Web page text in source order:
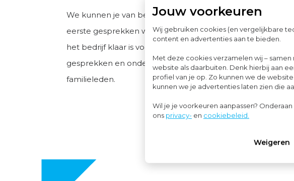
Jouw voorkeuren
Wij gebruiken cookies (en vergelijkbare
content en advertenties aan te bieden.
Met deze cookies verzamelen wij – samen
website als daarbuiten. Denk hierbij aan
profiel van je op. Zo kunnen we de
kunnen we je advertenties laten zien die
Wil je je voorkeuren aanpassen?
ons privacy- en cookiebeleid.
Weigeren
We kunnen je van begin tot eind ontzorgen: van de
eerste gesprekken waarbij we in kaart brengen of
het bedrijf klaar is voor de verkoop tot de
gesprekken en onderhandelingen met kopers of
familieleden.